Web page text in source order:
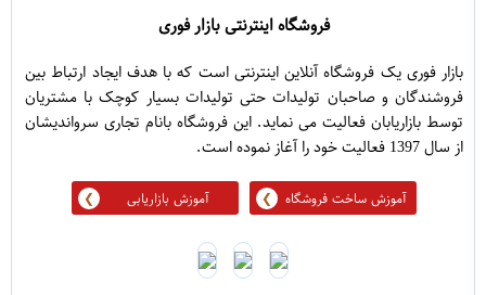
فروشگاه اینترنتی بازار فوری
بازار فوری یک فروشگاه آنلاین اینترنتی است که با هدف ایجاد ارتباط بین
فروشندگان و صاحبان تولیدات حتی تولیدات بسیار کوچک با مشتریان
توسط بازاریابان فعالیت می نماید. این فروشگاه بانام تجاری سرواندیشان
از سال 1397 فعالیت خود را آغاز نموده است.
آموزش ساخت فروشگاه آموزش بازاریابی